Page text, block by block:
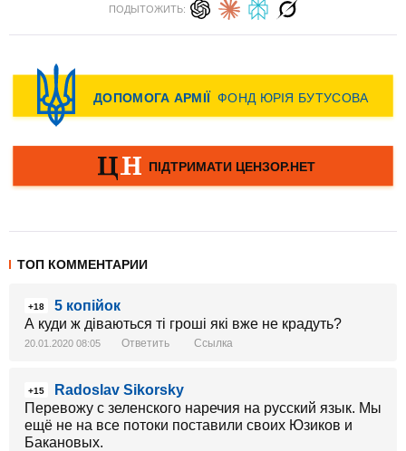
ПОДЫТОЖИТЬ:
ТОП КОММЕНТАРИИ
+18
5 копійок
А куди ж діваються ті гроші які вже не крадуть?
20.01.2020 08:05 Ответить Ссылка
+15
Radoslav Sikorsky
Перевожу с зеленского наречия на русский язык. Мы
ещё не на все потоки поставили своих Юзиков и
Бакановых.